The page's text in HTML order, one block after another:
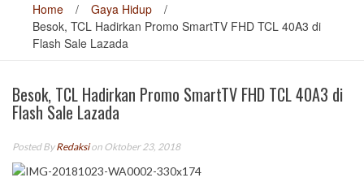
Home / Gaya Hidup
/
Besok, TCL Hadirkan Promo SmartTV FHD TCL 40A3 di
Flash Sale Lazada
Besok, TCL Hadirkan Promo SmartTV FHD TCL 40A3 di
Flash Sale Lazada
Posted ByRedaksion Oktober 23, 2018